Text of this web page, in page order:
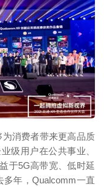
消费者带来更高品质
级用户在公共事业、
于5G高带宽、低时延
年，Qualcomm一直
）